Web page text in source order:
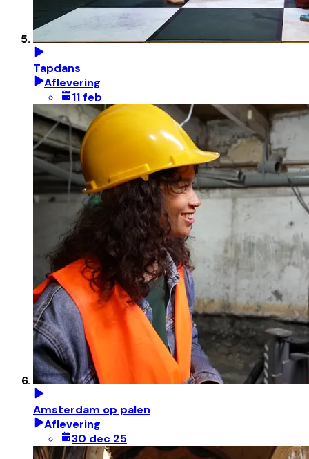
Tapdans
Aflevering
11 feb
Amsterdam op palen
Aflevering
30 dec 25